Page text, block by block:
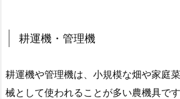
耕運機・管理機
耕運機や管理機は、小規模な畑や家庭
械として使われることが多い農機具で